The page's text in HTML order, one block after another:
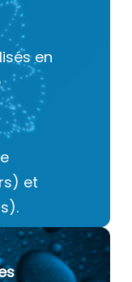
en
et